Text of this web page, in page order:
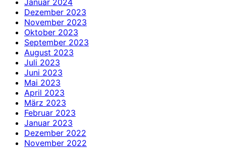
Januar 2024
Dezember 2023
November 2023
Oktober 2023
September 2023
August 2023
Juli 2023
Juni 2023
Mai 2023
April 2023
März 2023
Februar 2023
Januar 2023
Dezember 2022
November 2022